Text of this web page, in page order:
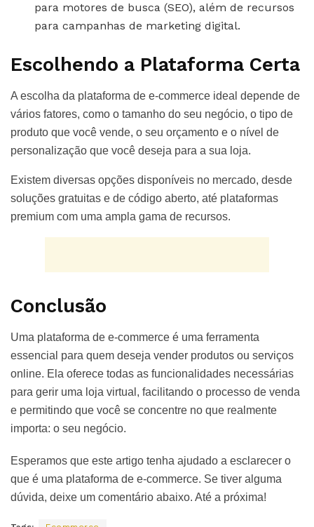
para motores de busca (SEO), além de recursos
para campanhas de marketing digital.
Escolhendo a Plataforma Certa
A escolha da plataforma de e-commerce ideal depende de
vários fatores, como o tamanho do seu negócio, o tipo de
produto que você vende, o seu orçamento e o nível de
personalização que você deseja para a sua loja.
Existem diversas opções disponíveis no mercado, desde
soluções gratuitas e de código aberto, até plataformas
premium com uma ampla gama de recursos.
Conclusão
Uma plataforma de e-commerce é uma ferramenta
essencial para quem deseja vender produtos ou serviços
online. Ela oferece todas as funcionalidades necessárias
para gerir uma loja virtual, facilitando o processo de venda
e permitindo que você se concentre no que realmente
importa: o seu negócio.
Esperamos que este artigo tenha ajudado a esclarecer o
que é uma plataforma de e-commerce. Se tiver alguma
dúvida, deixe um comentário abaixo. Até a próxima!